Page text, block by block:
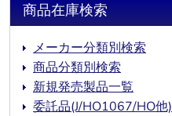
商品在庫検索
メーカー分類別検索
商品分類別検索
新規発売製品一覧
委託品(J/HO1067/HO他)